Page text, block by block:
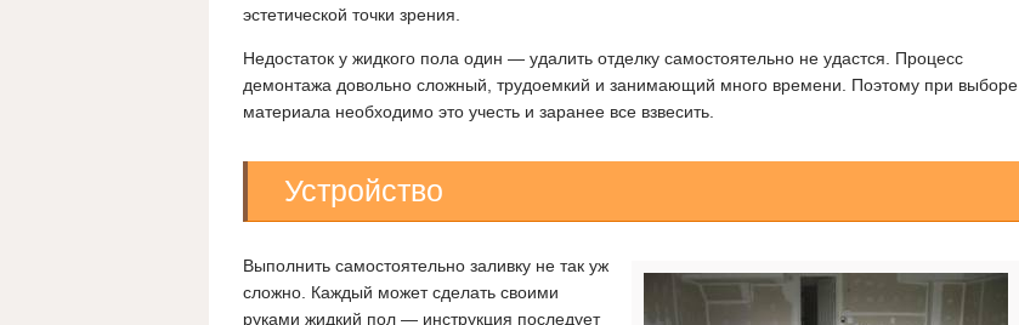
эстетической точки зрения.
Недостаток у жидкого пола один — удалить отделку самостоятельно не удастся. Процесс
демонтажа довольно сложный, трудоемкий и занимающий много времени. Поэтому при выборе
материала необходимо это учесть и заранее все взвесить.
Устройство
Выполнить самостоятельно заливку не так уж
сложно. Каждый может сделать своими
руками жидкий пол — инструкция последует